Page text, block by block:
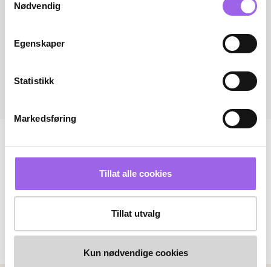
Nødvendig
Egenskaper
Statistikk
Markedsføring
Tillat alle cookies
Tillat utvalg
Kun nødvendige cookies